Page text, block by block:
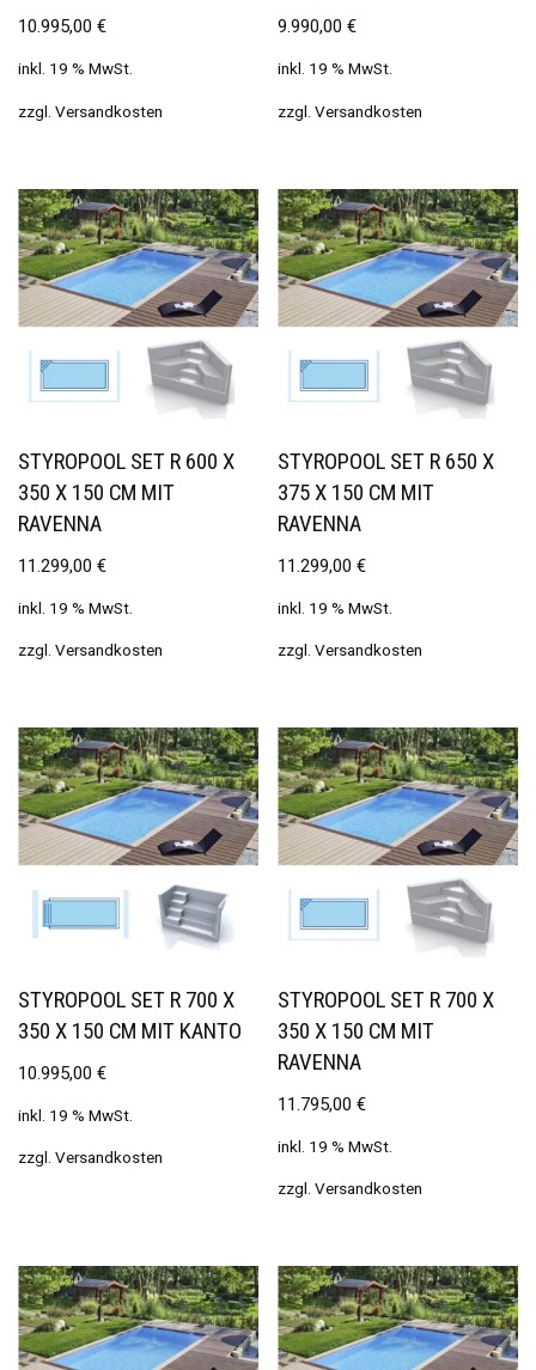
10.995,00 €
inkl. 19 % MwSt.
zzgl. Versandkosten
9.990,00€
inkl. 19 % MwSt.
zzgl.Versandkosten
STYROPOOL SET R 600 X
350 X 150 CM MIT
RAVENNA
11.299,00 €
inkl. 19 % MwSt.
zzgl. Versandkosten
STYROPOOL SET R 650 X
375 X 150 CM MIT
RAVENNA
11.299,00€
inkl. 19 % MwSt.
zzgl.Versandkosten
STYROPOOL SET R 700 X
350 X 150 CM MIT KANTO
10.995,00 €
inkl. 19 % MwSt.
zzgl. Versandkosten
STYROPOOL SET R 700 X
350 X 150 CM MIT
RAVENNA
11.795,00€
inkl. 19 % MwSt.
zzgl.Versandkosten